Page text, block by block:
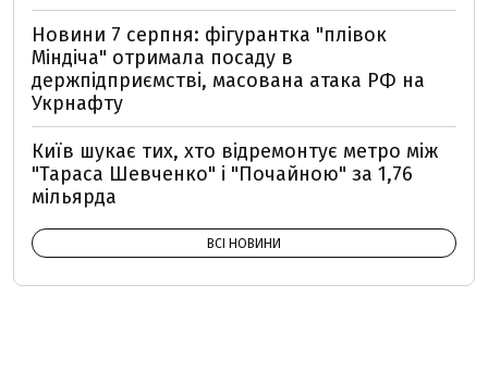
Новини 7 серпня: фігурантка "плівок
Міндіча" отримала посаду в
держпідприємстві, масована атака РФ на
Укрнафту
Київ шукає тих, хто відремонтує метро між
"Тараса Шевченко" і "Почайною" за 1,76
мільярда
ВСІ НОВИНИ